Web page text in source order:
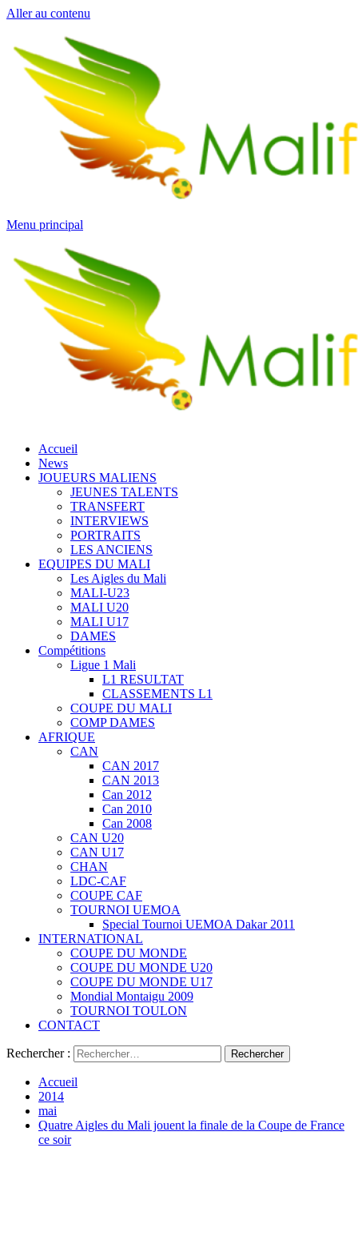
Aller au contenu
Menu principal
Accueil
News
JOUEURS MALIENS
JEUNES TALENTS
TRANSFERT
INTERVIEWS
PORTRAITS
LES ANCIENS
EQUIPES DU MALI
Les Aigles du Mali
MALI-U23
MALI U20
MALI U17
DAMES
Compétitions
Ligue 1 Mali
L1 RESULTAT
CLASSEMENTS L1
COUPE DU MALI
COMP DAMES
AFRIQUE
CAN
CAN 2017
CAN 2013
Can 2012
Can 2010
Can 2008
CAN U20
CAN U17
CHAN
LDC-CAF
COUPE CAF
TOURNOI UEMOA
Special Tournoi UEMOA Dakar 2011
INTERNATIONAL
COUPE DU MONDE
COUPE DU MONDE U20
COUPE DU MONDE U17
Mondial Montaigu 2009
TOURNOI TOULON
CONTACT
Rechercher :
Accueil
2014
mai
Quatre Aigles du Mali jouent la finale de la Coupe de France
ce soir